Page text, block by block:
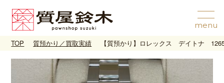
TOP 質預かり／買取実績 【質預かり】ロレックス デイトナ